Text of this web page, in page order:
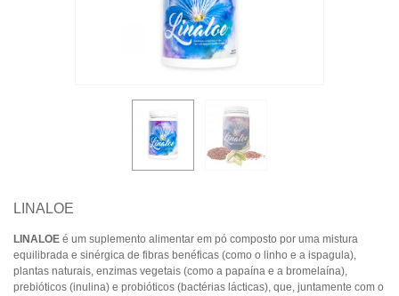
LINALOE
LINALOE é um suplemento alimentar em pó composto por uma mistura
equilibrada e sinérgica de fibras benéficas (como o linho e a ispagula),
plantas naturais, enzimas vegetais (como a papaína e a bromelaína),
prebióticos (inulina) e probióticos (bactérias lácticas), que, juntamente com o